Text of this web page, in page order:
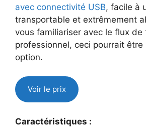
avec connectivité USB, facile à
transportable et extrêmement
vous familiariser avec le flux de
professionnel, ceci pourrait être
option.
Voir le prix
Caractéristiques :